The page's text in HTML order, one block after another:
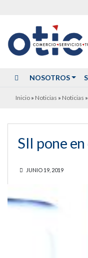
NOSOTROS
Inicio » Noticias » Noticias »
SII pone
JUNIO 19, 2019